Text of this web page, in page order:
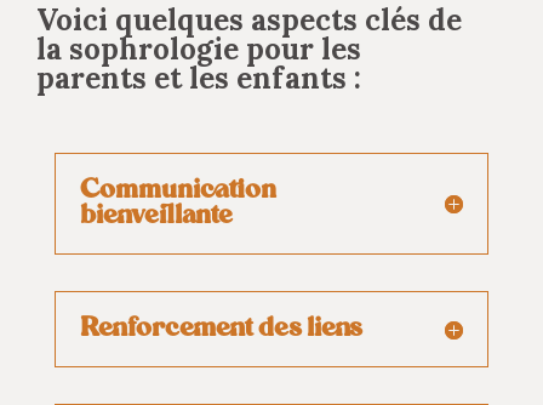
Voici quelques aspects clés de
la sophrologie pour les
parents et les enfants :
Communication
bienveillante
Renforcement des liens